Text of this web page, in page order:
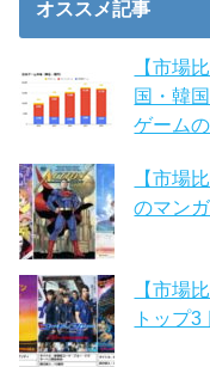
オススメ記事
【市場
国・韓
ゲーム
【市場
のマン
【市場
トップ